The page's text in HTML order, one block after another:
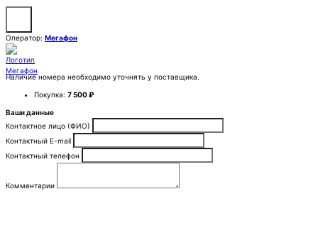
Оператор: Мегафон
Наличие номера необходимо уточнять у поставщика.
Покупка: 7 500 ₽
Ваши данные
Контактное лицо (ФИО)
Контактный E-mail
Контактный телефон
Комментарии